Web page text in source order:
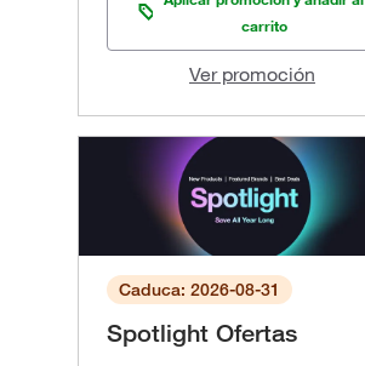
carrito
Ver promoción
Caduca: 2026-08-31
Spotlight Ofertas